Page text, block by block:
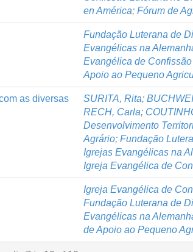
en América; Fórum de
Fundação Luterana de
Evangélicas na
Evangélica de
Apoio ao Pequeno
as diversas
SURITA, Rita;
RECH, Carla;
Desenvolvimento
Agrário; Fundação
Igrejas Evangélicas na
Igreja Evangélica de
Igreja Evangélica de
Fundação Luterana de
Evangélicas na
de Apoio ao Pequeno